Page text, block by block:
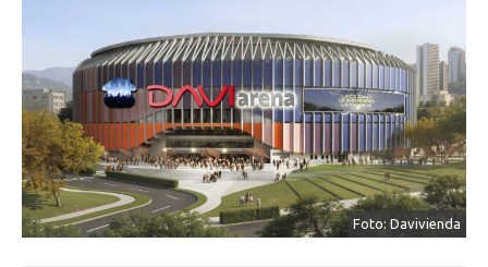
Foto: Davivienda